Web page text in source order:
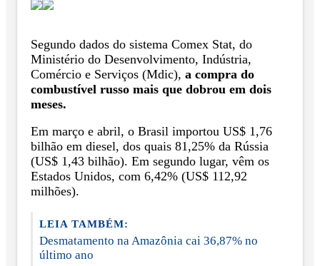
Segundo dados do sistema Comex Stat, do
Ministério do Desenvolvimento, Indústria,
Comércio e Serviços (Mdic), a compra do
combustível russo mais que dobrou em dois
meses.
Em março e abril, o Brasil importou US$ 1,76
bilhão em diesel, dos quais 81,25% da Rússia
(US$ 1,43 bilhão). Em segundo lugar, vêm os
Estados Unidos, com 6,42% (US$ 112,92
milhões).
LEIA TAMBÉM:
Desmatamento na Amazônia cai 36,87% no
último ano